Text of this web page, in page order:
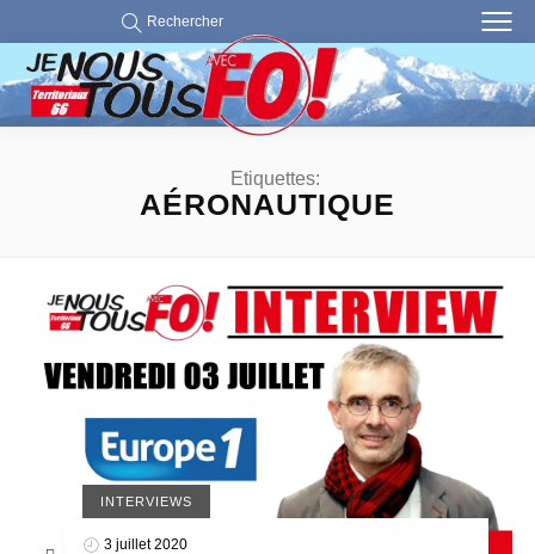
Rechercher
Etiquettes:
AÉRONAUTIQUE
INTERVIEWS
3 juillet 2020